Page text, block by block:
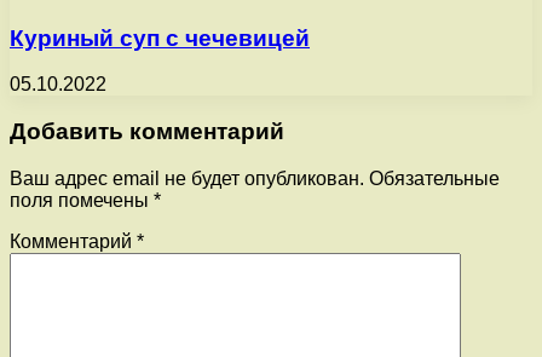
Куриный суп с чечевицей
05.10.2022
Добавить комментарий
Ваш адрес email не будет опубликован. Обязательные
поля помечены *
Комментарий *